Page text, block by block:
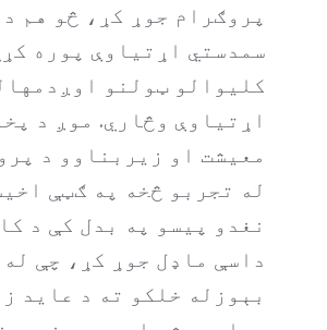
پروګرام جوړ کړ، څو هم د
سمدستي اړتیاوې پوره
کلیوالو ټولنو
اړتیاوې وڅاري. موږ د
معیشت او زیربناوو د
له تجربو څخه په ګټې
نغدو پیسو په بدل کې د
داسې ماډل جوړ کړ، چې
بېوزله خلکو ته د عاید